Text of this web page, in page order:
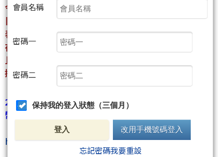
今天(5/7)期現貨包括台積電
日K的MACD及KD都還在往上走，
表示短線(日K)還是多，
在MACD沒有往0軸萎縮甚至翻負，
且同時間KD跌破80之前，
操作上仍是偏多操作．．．
2026/01/10請將這篇教學文熟記在心(本文僅需2點聚
幣)，
【逆勢單要短進、短出、不凹單，必設停損】
https://www.wearn.com/bbs/t1216635.html
會員名稱
密碼一
密碼二
保持我的登入狀態（三個月）
登入 改用手機號碼登入
忘記密碼我要重設